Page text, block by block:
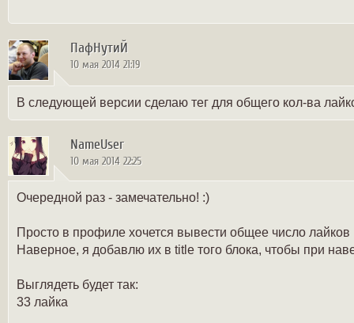
ПафНутиЙ
10 мая 2014 21:19
В следующей версии сделаю тег для общего кол-ва
NameUser
10 мая 2014 22:25
Очередной раз - замечательно! :)
Просто в профиле хочется вывести общее число
Наверное, я добавлю их в title того блока, чтобы при
Выглядеть будет так:
33 лайка